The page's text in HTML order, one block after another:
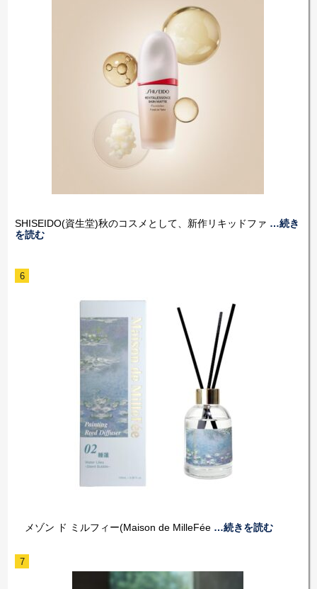
SHISEIDO(資生堂)秋のコスメとして、新作リキッドファ …続き
を読む
6
メゾン ド ミルフィー(Maison de MilleFée…続きを読む
7